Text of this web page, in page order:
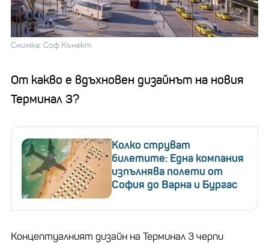
Снимка: Соф Кънект
От какво е вдъхновен дизайнът на новия
Терминал 3?
Колко струват
билетите: Една компания
изпълнява полети от
София до Варна и Бургас
Концептуалният дизайн на Терминал 3 черпи